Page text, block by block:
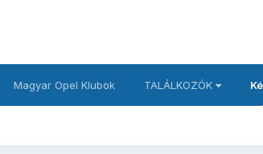
Magyar Opel Klubok TALÁLKOZÓK